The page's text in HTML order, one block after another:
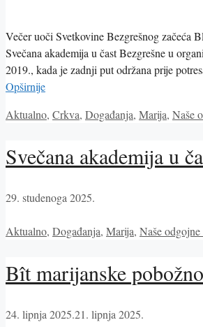
Večer uoči Svetkovine Bezgrešnog začeća
Svečana akademija u čast Bezgrešne u
2019., kada je zadnji put održana prije
Opširnije
Kategorije
Aktualno, Crkva, Događanja, Marija, Naše
Svečana akademija u
29. studenoga 2025.
Kategorije
Aktualno, Događanja, Marija, Naše odgojne
Bît marijanske
24. lipnja 2025.21. lipnja 2025.